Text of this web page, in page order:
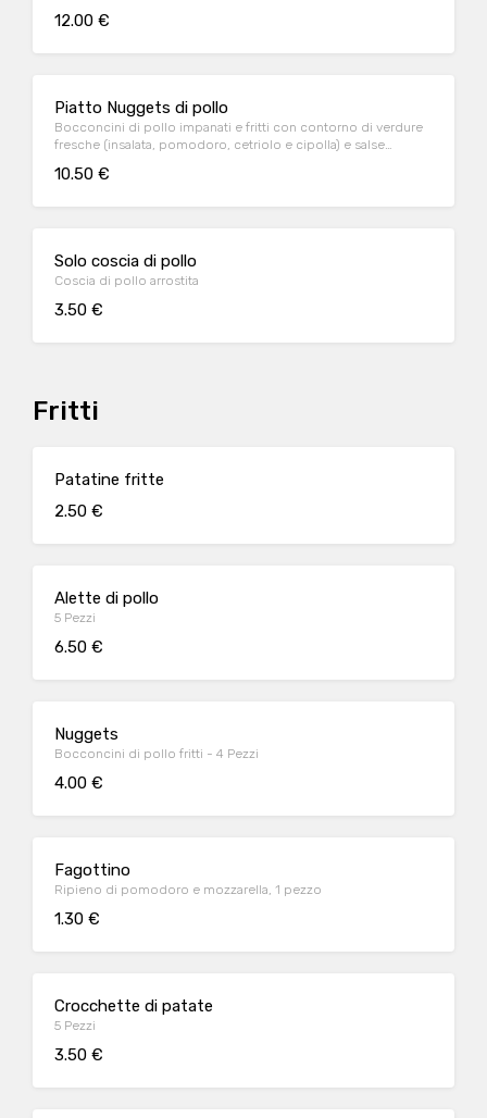
12.00 €
Piatto Nuggets di pollo
Bocconcini di pollo impanati e fritti con contorno di verdure
fresche (insalata, pomodoro, cetriolo e cipolla) e salse
10.50 €
Solo coscia di pollo
Coscia di pollo arrostita
3.50 €
Fritti
Patatine fritte
2.50 €
Alette di pollo
5 Pezzi
6.50 €
Nuggets
Bocconcini di pollo fritti - 4 Pezzi
4.00 €
Fagottino
Ripieno di pomodoro e mozzarella, 1 pezzo
1.30 €
Crocchette di patate
5 Pezzi
3.50 €